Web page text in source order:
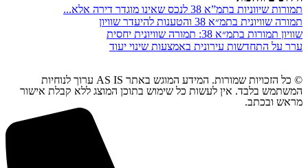
תמורות שיווניות בתמ”א 38 לנכס שאינו מוגדר דירה אלא...
תמורה שוויונית בתמ״א 38 והטענות להיעדר שוויון
שוויון תמורות בתמ״א 38: תמורה שוויונית יחסית
ערר על התחדשות עירונית באמצעות שינוי יעוד
© כל הזכויות שמורות. המידע המוגש באתר AS IS ערוך לנוחיות
המשתמש בלבד. אין לעשות כל שימוש בתוכן המוצג ללא קבלת אישור
מראש ובכתב.